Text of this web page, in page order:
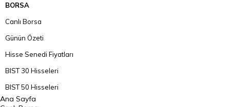
BORSA
Canlı Borsa
Günün Özeti
Hisse Senedi Fiyatları
BIST 30 Hisseleri
BIST 50 Hisseleri
BIST 100 Hisseleri
Ana Sayfa